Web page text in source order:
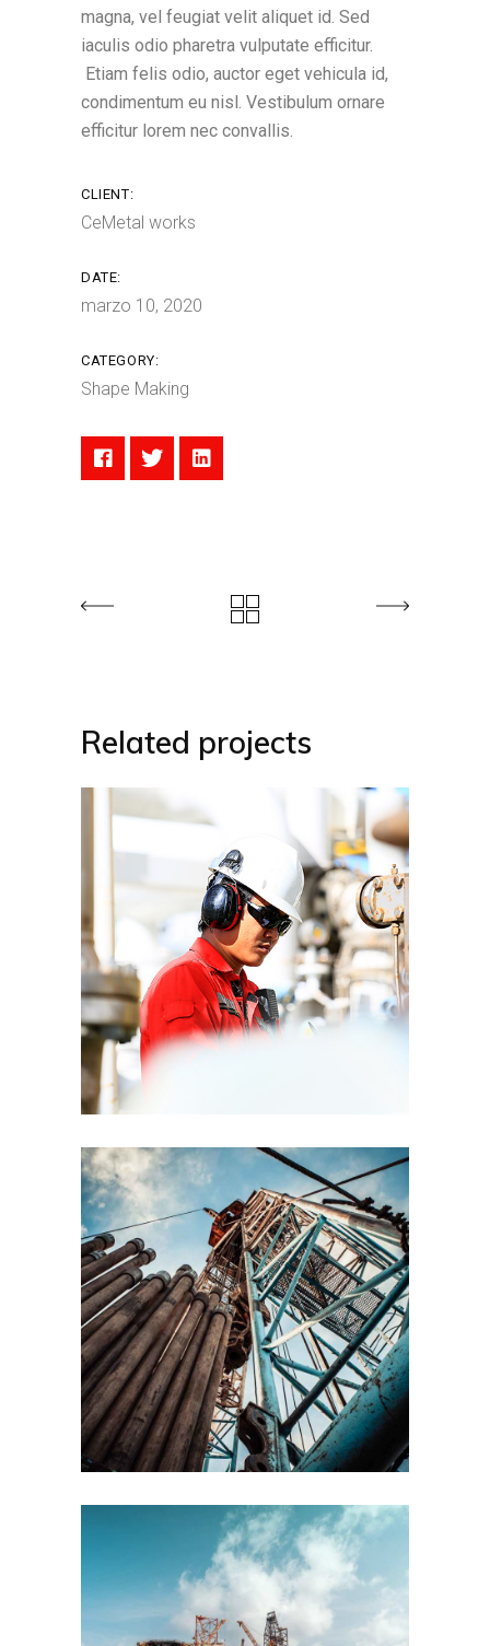
magna, vel feugiat velit aliquet id. Sed
iaculis odio pharetra vulputate efficitur.
Etiam felis odio, auctor eget vehicula id,
condimentum eu nisl. Vestibulum ornare
efficitur lorem nec convallis.
CLIENT:
CeMetal works
DATE:
marzo 10, 2020
CATEGORY:
Shape Making
Related projects